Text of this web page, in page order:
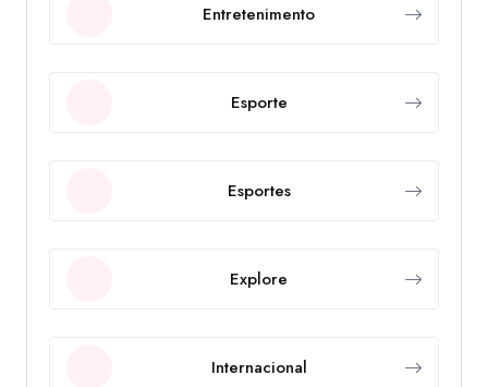
Entretenimento
Esporte
Esportes
Explore
Internacional